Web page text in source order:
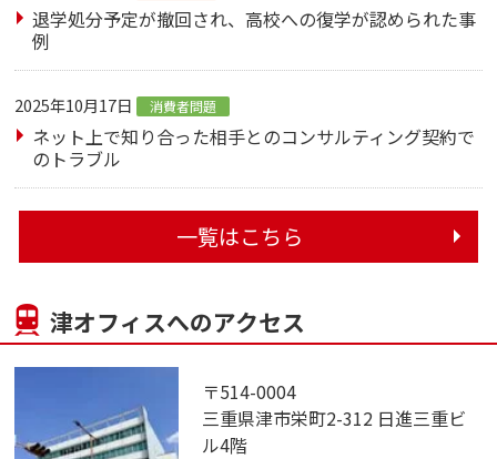
退学処分予定が撤回され、高校への復学が認められた事
例
2025年10月17日 消費者問題
ネット上で知り合った相手とのコンサルティング契約で
のトラブル
一覧はこちら
津オフィスへのアクセス
〒514-0004
三重県津市栄町2-312 日進三重ビ
ル4階